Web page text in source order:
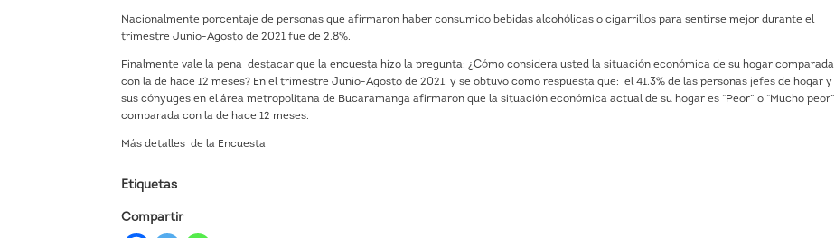
Nacionalmente porcentaje de personas que afirmaron haber consumido bebidas alcohólicas o cigarrillos para sentirse mejor durante el
trimestre Junio-Agosto de 2021 fue de 2.8%.
Finalmente vale la pena destacar que la encuesta hizo la pregunta: ¿Cómo considera usted la situación económica de su hogar comparada
con la de hace 12 meses? En el trimestre Junio-Agosto de 2021, y se obtuvo como respuesta que: el 41.3% de las personas jefes de hogar y
sus cónyuges en el área metropolitana de Bucaramanga afirmaron que la situación económica actual de su hogar es “Peor” o “Mucho peor”
comparada con la de hace 12 meses.
Más detalles de la Encuesta
Etiquetas
Compartir